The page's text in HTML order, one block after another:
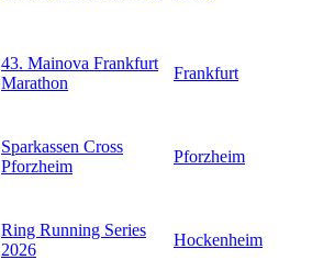
43. Mainova Frankfurt
Marathon
Frankfurt
Sparkassen Cross
Pforzheim
Pforzheim
Ring Running Series
2026
Hockenheim